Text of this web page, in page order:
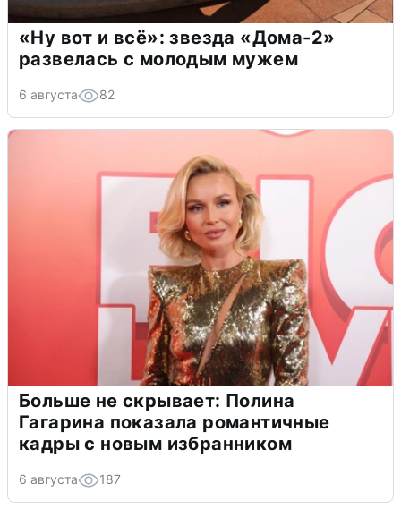
«Ну вот и всё»: звезда «Дома-2»
развелась с молодым мужем
6 августа 82
Больше не скрывает: Полина
Гагарина показала романтичные
кадры с новым избранником
6 августа 187